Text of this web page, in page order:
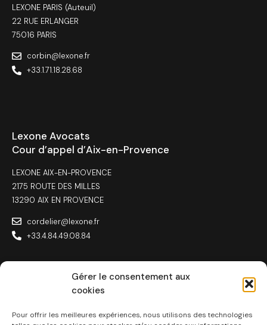
Gérer le consentement aux
cookies
Pour offrir les meilleures expériences, nous utilisons des technologies
LEXONE PARIS (Auteuil)
22 RUE ERLANGER
75016 PARIS
corbin@lexone.fr
+33.1.71.18.28.68
Lexone Avocats
Cour d’appel d’Aix-en-Provence
LEXONE AIX-EN-PROVENCE
2175 ROUTE DES MILLES
13290 AIX EN PROVENCE
cordelier@lexone.fr
+33.4.84.49.08.84
Toulouse